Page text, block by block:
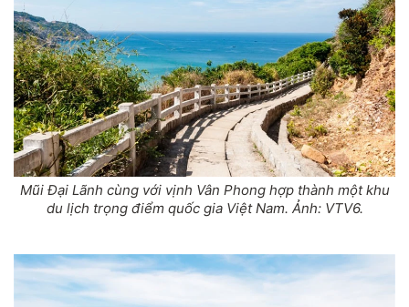
Mũi Đại Lãnh cùng với vịnh Vân Phong hợp thành một khu
du lịch trọng điểm quốc gia Việt Nam. Ảnh: VTV6.